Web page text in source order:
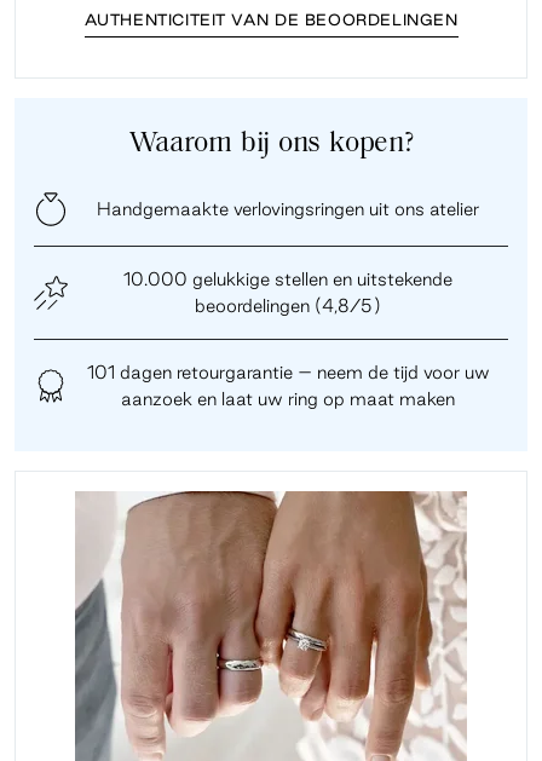
AUTHENTICITEIT VAN DE BEOORDELINGEN
Waarom bij ons kopen?
Handgemaakte verlovingsringen uit ons atelier
10.000 gelukkige stellen en uitstekende
beoordelingen (4,8/5)
101 dagen retourgarantie – neem de tijd voor uw
aanzoek en laat uw ring op maat maken